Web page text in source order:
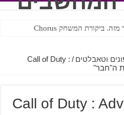
וטאבלטים /
Call of Duty :
Call of Duty :